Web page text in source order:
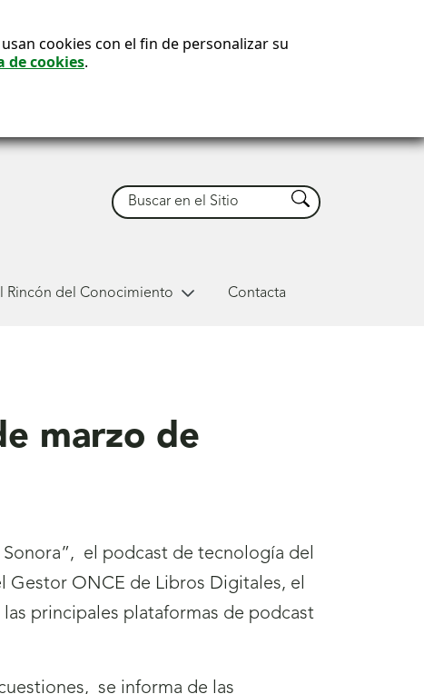
cookies con el fin de personalizar su
de cookies.
Buscar Buscar
Rincón del Conocimiento Contacta
marzo de
el podcast de tecnología del
Gestor ONCE de Libros Digitales, el
las principales plataformas de podcast
se informa de las